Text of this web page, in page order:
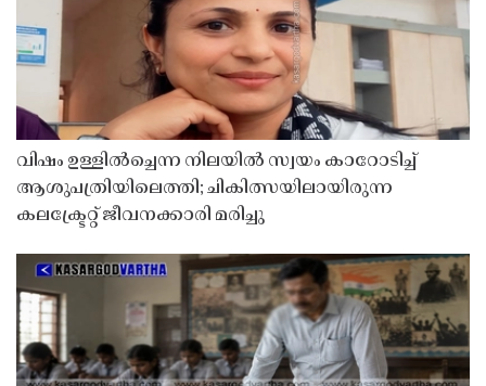
വിഷം ഉള്ളിൽച്ചെന്ന നിലയിൽ സ്വയം കാറോടിച്ച്
ആശുപത്രിയിലെത്തി; ചികിത്സയിലായിരുന്ന
കലക്ട്രേറ്റ് ജീവനക്കാരി മരിച്ചു